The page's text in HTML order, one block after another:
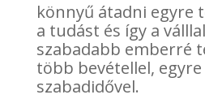
könnyű átadni egyre
a tudást és így a
szabadabb emberré
több bevétellel,
szabadidővel.